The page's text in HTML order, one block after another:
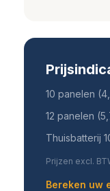
10 panelen
12 panelen
Thuisbatterij
Prijzen excl.
Bereken uw